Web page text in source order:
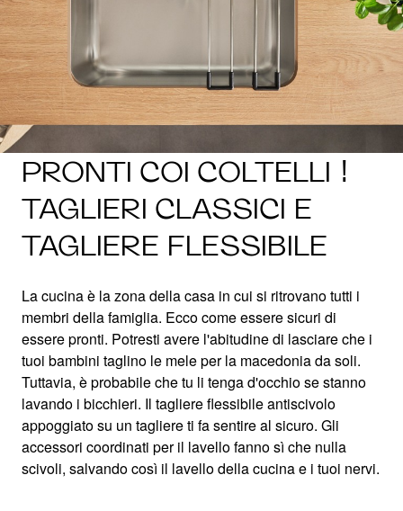
1 /0
PRONTI COI COLTELLI !
TAGLIERI CLASSICI E
TAGLIERE FLESSIBILE
La cucina è la zona della casa in cui si ritrovano tutti i
membri della famiglia. Ecco come essere sicuri di
essere pronti. Potresti avere l'abitudine di lasciare che i
tuoi bambini taglino le mele per la macedonia da soli.
Tuttavia, è probabile che tu li tenga d'occhio se stanno
lavando i bicchieri. Il tagliere flessibile antiscivolo
appoggiato su un tagliere ti fa sentire al sicuro. Gli
accessori coordinati per il lavello fanno sì che nulla
scivoli, salvando così il lavello della cucina e i tuoi nervi.